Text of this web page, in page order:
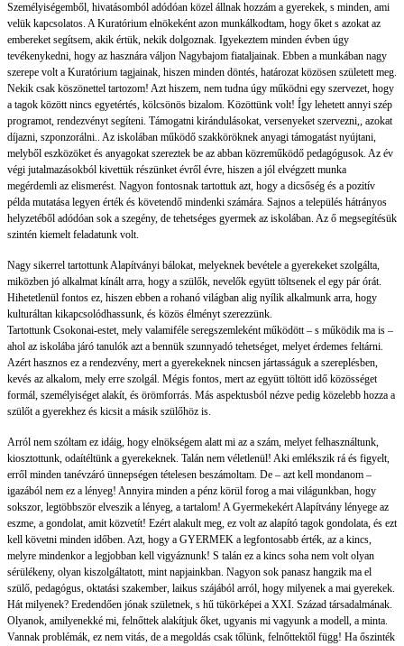
Személyiségemből, hivatásomból adódóan közel állnak hozzám a gyerekek, s minden, ami
velük kapcsolatos. A Kuratórium elnökeként azon munkálkodtam, hogy őket s azokat az
embereket segítsem, akik értük, nekik dolgoznak. Igyekeztem minden évben úgy
tevékenykedni, hogy az hasznára váljon Nagybajom fiataljainak. Ebben a munkában nagy
szerepe volt a Kuratórium tagjainak, hiszen minden döntés, határozat közösen született meg.
Nekik csak köszönettel tartozom! Azt hiszem, nem tudna úgy működni egy szervezet, hogy
a tagok között nincs egyetértés, kölcsönös bizalom. Közöttünk volt! Így lehetett annyi szép
programot, rendezvényt segíteni. Támogatni kirándulásokat, versenyeket szervezni,, azokat
díjazni, szponzorálni.. Az iskolában működő szakköröknek anyagi támogatást nyújtani,
melyből eszközöket és anyagokat szereztek be az abban közreműködő pedagógusok. Az év
végi jutalmazásokból kivettük részünket évről évre, hiszen a jól elvégzett munka
megérdemli az elismerést. Nagyon fontosnak tartottuk azt, hogy a dicsőség és a pozitív
példa mutatása legyen érték és követendő mindenki számára. Sajnos a település hátrányos
helyzetéből adódóan sok a szegény, de tehetséges gyermek az iskolában. Az ő megsegítésük
szintén kiemelt feladatunk volt.
Nagy sikerrel tartottunk Alapítványi bálokat, melyeknek bevétele a gyerekeket szolgálta,
miközben jó alkalmat kínált arra, hogy a szülők, nevelők együtt töltsenek el egy pár órát.
Hihetetlenül fontos ez, hiszen ebben a rohanó világban alig nyílik alkalmunk arra, hogy
kulturáltan kikapcsolódhassunk, és közös élményt szerezzünk.
Tartottunk Csokonai-estet, mely valamiféle seregszemleként működött – s működik ma is –
ahol az iskolába járó tanulók azt a bennük szunnyadó tehetséget, melyet érdemes feltárni.
Azért hasznos ez a rendezvény, mert a gyerekeknek nincsen jártasságuk a szereplésben,
kevés az alkalom, mely erre szolgál. Mégis fontos, mert az együtt töltött idő közösséget
formál, személyiséget alakít, és örömforrás. Más aspektusból nézve pedig közelebb hozza a
szülőt a gyerekhez és kicsit a másik szülőhöz is.
Arról nem szóltam ez idáig, hogy elnökségem alatt mi az a szám, melyet felhasználtunk,
kiosztottunk, odaítéltünk a gyerekeknek. Talán nem véletlenül! Aki emlékszik rá és figyelt,
erről minden tanévzáró ünnepségen tételesen beszámoltam. De – azt kell mondanom –
igazából nem ez a lényeg! Annyira minden a pénz körül forog a mai világunkban, hogy
sokszor, legtöbbször elveszik a lényeg, a tartalom! A Gyermekekért Alapítvány lényege az
eszme, a gondolat, amit közvetít! Ezért alakult meg, ez volt az alapító tagok gondolata, és ezt
kell követni minden időben. Azt, hogy a GYERMEK a legfontosabb érték, az a kincs,
melyre mindenkor a legjobban kell vigyáznunk! S talán ez a kincs soha nem volt olyan
sérülékeny, olyan kiszolgáltatott, mint napjainkban. Nagyon sok panasz hangzik ma el
szülő, pedagógus, oktatási szakember, laikus szájából arról, hogy milyenek a mai gyerekek.
Hát milyenek? Eredendően jónak születnek, s hű tükörképei a XXI. Század társadalmának.
Olyanok, amilyenekké mi, felnőttek alakítjuk őket, ugyanis mi vagyunk a modell, a minta.
Vannak problémák, ez nem vitás, de a megoldás csak tőlünk, felnőttektől függ! Ha őszinték